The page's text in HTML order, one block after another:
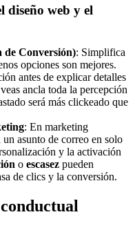
diseño web y el
de Conversión): Simplifica
opciones son mejores.
antes de explicar detalles
ancla toda la percepción
será más clickeado que
: En marketing
un asunto de correo en solo
y la activación
o escasez pueden
de clics y la conversión.